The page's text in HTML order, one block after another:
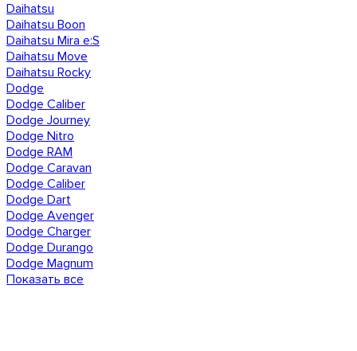
Daihatsu
Daihatsu Boon
Daihatsu Mira e:S
Daihatsu Move
Daihatsu Rocky
Dodge
Dodge Caliber
Dodge Journey
Dodge Nitro
Dodge RAM
Dodge Caravan
Dodge Caliber
Dodge Dart
Dodge Avenger
Dodge Charger
Dodge Durango
Dodge Magnum
Показать все